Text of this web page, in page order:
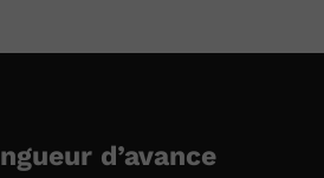
d’avance